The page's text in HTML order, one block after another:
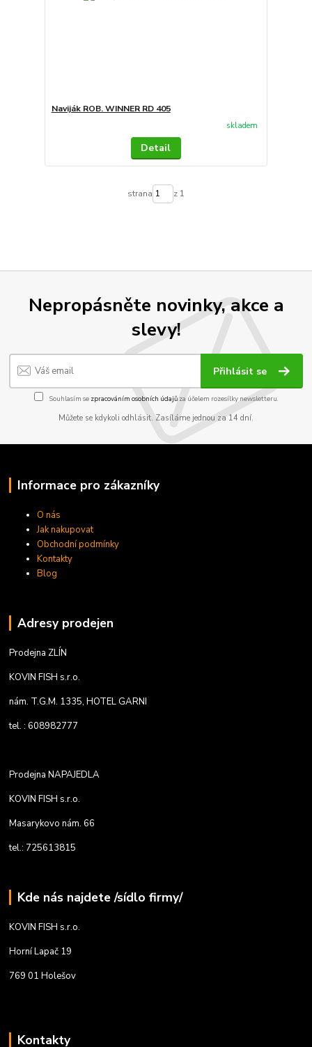
Naviják ROB. WINNER RD 405
skladem
Detail
strana z 1
Nepropásněte novinky, akce a
slevy!
Přihlásit se
Souhlasím se zpracováním osobních údajůza účelem rozesílky newsletteru.
Můžete se kdykoli odhlásit. Zasíláme jednou za 14 dní.
Informace pro zákazníky
O nás
Jak nakupovat
Obchodní podmínky
Kontakty
Blog
Adresy prodejen
Prodejna ZLÍN
KOVIN FISH s.r.o.
nám. T.G.M. 1335, HOTEL GARNI
tel. : 608982777
Prodejna NAPAJEDLA
KOVIN FISH s.r.o.
Masarykovo nám. 66
tel.: 725613815
Kde nás najdete /sídlo firmy/
KOVIN FISH s.r.o.
Horní Lapač 19
769 01 Holešov
Kontakty